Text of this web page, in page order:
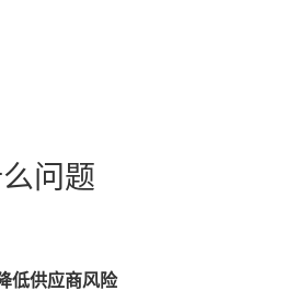
问题
低供应商风险